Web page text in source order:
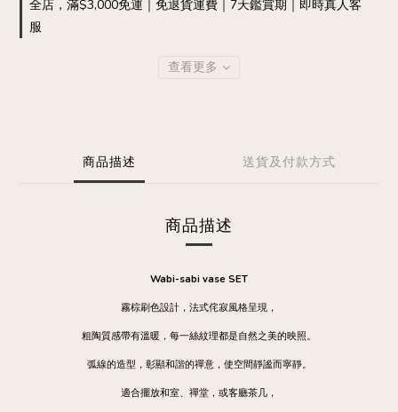
全店，滿$3,000免運｜免退貨運費｜7天鑑賞期｜即時真人客
服
查看更多
商品描述 送貨及付款方式
商品描述
Wabi-sabi vase SET
霧棕刷色設計，法式侘寂風格呈現，
粗陶質感帶有溫暖，每一絲紋理都是自然之美的映照。
弧線的造型，彰顯和諧的禪意，使空間靜謐而寧靜。
適合擺放和室、禪堂，或客廳茶几，